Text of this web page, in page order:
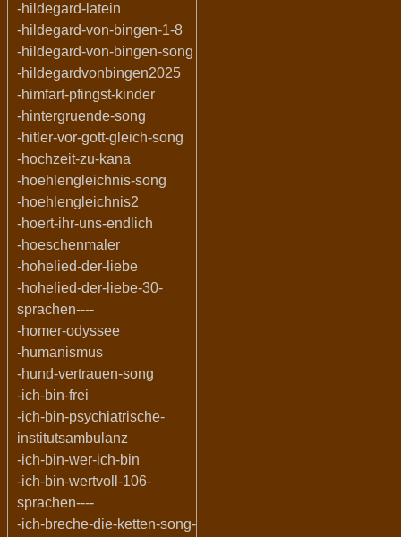
-hildegard-latein
-hildegard-von-bingen-1-8
-hildegard-von-bingen-song
-hildegardvonbingen2025
-himfart-pfingst-kinder
-hintergruende-song
-hitler-vor-gott-gleich-song
-hochzeit-zu-kana
-hoehlengleichnis-song
-hoehlengleichnis2
-hoert-ihr-uns-endlich
-hoeschenmaler
-hohelied-der-liebe
-hohelied-der-liebe-30-
sprachen----
-homer-odyssee
-humanismus
-hund-vertrauen-song
-ich-bin-frei
-ich-bin-psychiatrische-
institutsambulanz
-ich-bin-wer-ich-bin
-ich-bin-wertvoll-106-
sprachen----
-ich-breche-die-ketten-song-